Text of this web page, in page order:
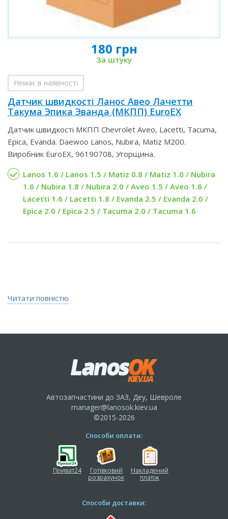
180 грн
За штуку
Немає в наявності
Датчик швидкості Ланос Авео Лачетти
Такума Эпика Эванда (МКПП) EuroEX
Датчик швидкості МКПП Chevrolet Aveo, Lacetti, Tacuma,
Epica, Evanda. Daewoo Lanos, Nubira, Matiz M200.
Виробник EuroEX, 96190708, Угорщина.
Lanos 1.6 / Lanos 1.5 / Matiz 0.8 / Matiz 1.0 / Nubira
1.6 / Nubira 1.8 / Nubira 2.0 / Aveo 1.5 / Aveo 1.6 /
Lacetti 1.6 / Lacetti 1.8 / Evanda 2.5 / Evanda 2.0 /
Epica 2.0 / Epica 2.5 / Tacuma 2.0 / Tacuma 1.6
Читати повністю
Автозапчастини до ЗАЗ, Деу, Шевроле
manager@lanosok.kiev.ua
©2015-2026
Способи оплати:
Приват24
Готівковий
розрахунок
Накладений
платіж
Способи доставки: